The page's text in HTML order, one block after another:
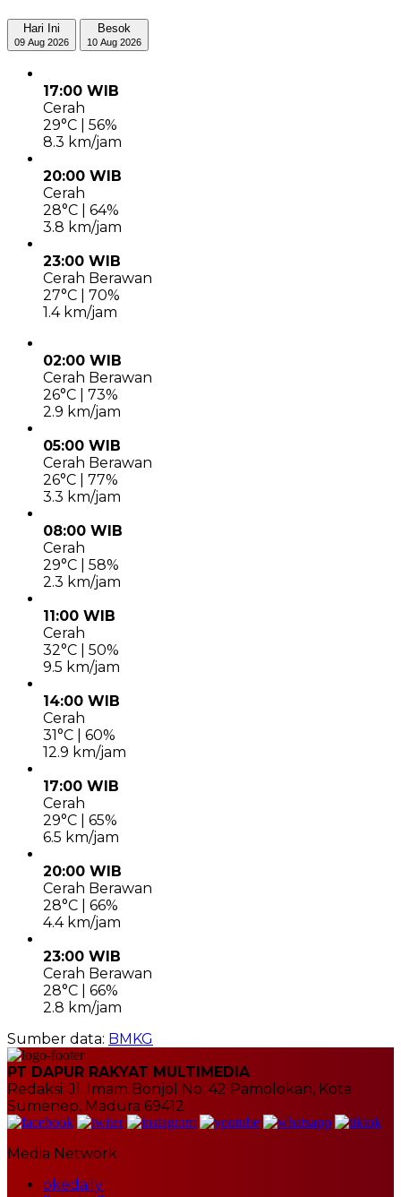
Hari Ini
09 Aug 2026
Besok
10 Aug 2026
17:00 WIB
Cerah
29°C | 56%
8.3 km/jam
20:00 WIB
Cerah
28°C | 64%
3.8 km/jam
23:00 WIB
Cerah Berawan
27°C | 70%
1.4 km/jam
02:00 WIB
Cerah Berawan
26°C | 73%
2.9 km/jam
05:00 WIB
Cerah Berawan
26°C | 77%
3.3 km/jam
08:00 WIB
Cerah
29°C | 58%
2.3 km/jam
11:00 WIB
Cerah
32°C | 50%
9.5 km/jam
14:00 WIB
Cerah
31°C | 60%
12.9 km/jam
17:00 WIB
Cerah
29°C | 65%
6.5 km/jam
20:00 WIB
Cerah Berawan
28°C | 66%
4.4 km/jam
23:00 WIB
Cerah Berawan
28°C | 66%
2.8 km/jam
Sumber data: BMKG
PT DAPUR RAKYAT MULTIMEDIA
Redaksi: Jl. Imam Bonjol No. 42 Pamolokan, Kota
Sumenep, Madura 69412
Media Network
okedaily